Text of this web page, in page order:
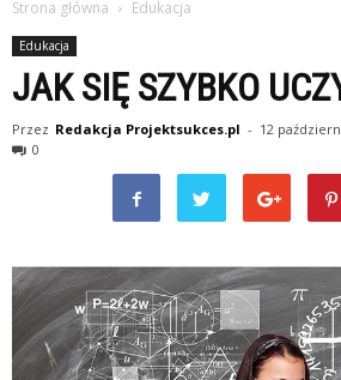
Strona główna Edukacja
Edukacja
JAK SIĘ SZYBKO
Przez Redakcja Projektsukces.pl - 12
0